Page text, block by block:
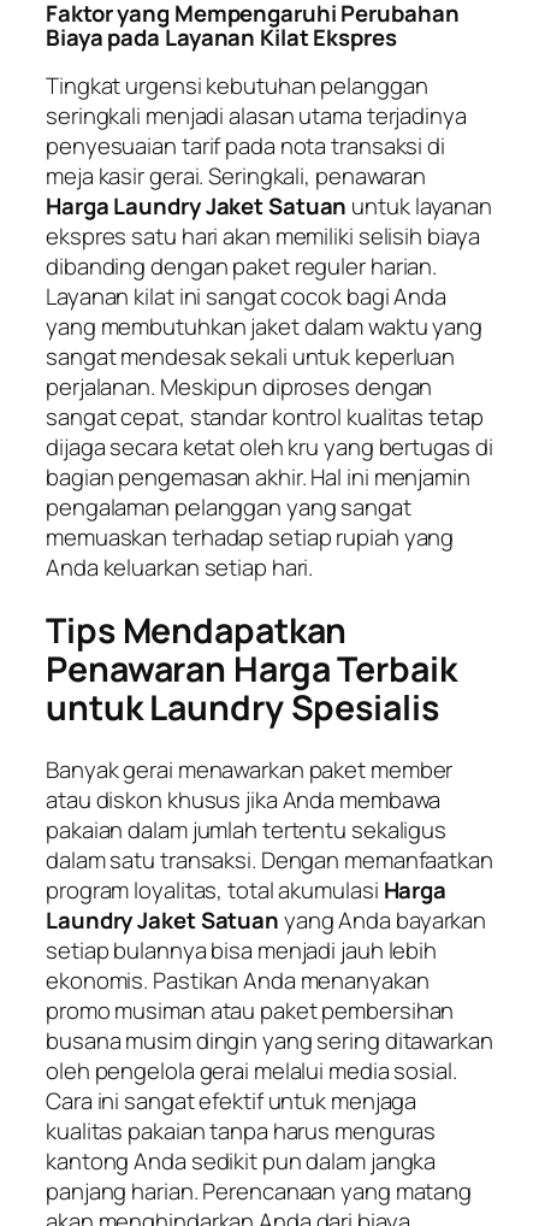
Faktor yang Mempengaruhi Perubahan
Biaya pada Layanan Kilat Ekspres
Tingkat urgensi kebutuhan pelanggan
seringkali menjadi alasan utama terjadinya
penyesuaian tarif pada nota transaksi di
meja kasir gerai. Seringkali, penawaran
Harga Laundry Jaket Satuan untuk layanan
ekspres satu hari akan memiliki selisih biaya
dibanding dengan paket reguler harian.
Layanan kilat ini sangat cocok bagi Anda
yang membutuhkan jaket dalam waktu yang
sangat mendesak sekali untuk keperluan
perjalanan. Meskipun diproses dengan
sangat cepat, standar kontrol kualitas tetap
dijaga secara ketat oleh kru yang bertugas di
bagian pengemasan akhir. Hal ini menjamin
pengalaman pelanggan yang sangat
memuaskan terhadap setiap rupiah yang
Anda keluarkan setiap hari.
Tips Mendapatkan
Penawaran Harga Terbaik
untuk Laundry Spesialis
Banyak gerai menawarkan paket member
atau diskon khusus jika Anda membawa
pakaian dalam jumlah tertentu sekaligus
dalam satu transaksi. Dengan memanfaatkan
program loyalitas, total akumulasi Harga
Laundry Jaket Satuanyang Anda bayarkan
setiap bulannya bisa menjadi jauh lebih
ekonomis. Pastikan Anda menanyakan
promo musiman atau paket pembersihan
busana musim dingin yang sering ditawarkan
oleh pengelola gerai melalui media sosial.
Cara ini sangat efektif untuk menjaga
kualitas pakaian tanpa harus menguras
kantong Anda sedikit pun dalam jangka
panjang harian. Perencanaan yang matang